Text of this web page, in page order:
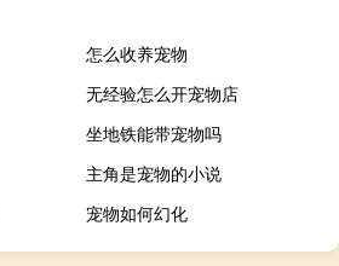
怎么收养宠物
无经验怎么开宠物店
坐地铁能带宠物吗
主角是宠物的小说
宠物如何幻化